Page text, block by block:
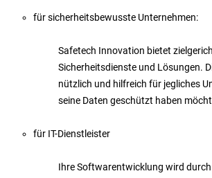
für sicherheitsbewusste Unternehmen:
Safetech Innovation bietet
Sicherheitsdienste und Lösungen.
nützlich und hilfreich für jegliches
seine Daten geschützt haben
für IT-Dienstleister
Ihre Softwarentwicklung wird durch